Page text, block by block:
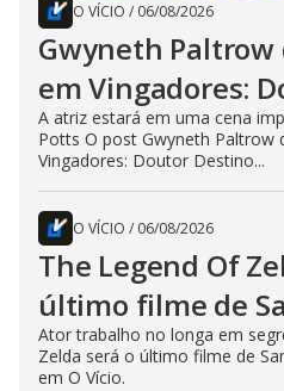
O VÍCIO / 06/08/2026
Gwyneth
em Vingadores:
A atriz estará em uma cena
Potts O post Gwyneth Paltrow
Vingadores: Doutor Destino...
O VÍCIO / 06/08/2026
The Legend Of
último filme de
Ator trabalho no longa em
Zelda será o último filme de
em O Vício.